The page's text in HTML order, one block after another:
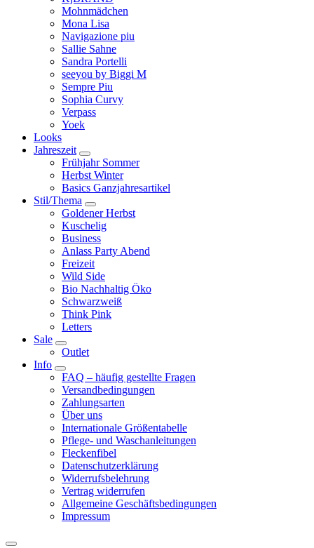
Mohnmädchen
Mona Lisa
Navigazione piu
Sallie Sahne
Sandra Portelli
seeyou by Biggi M
Sempre Piu
Sophia Curvy
Verpass
Yoek
Looks
Jahreszeit
Frühjahr Sommer
Herbst Winter
Basics Ganzjahresartikel
Stil/Thema
Goldener Herbst
Kuschelig
Business
Anlass Party Abend
Freizeit
Wild Side
Bio Nachhaltig Öko
Schwarzweiß
Think Pink
Letters
Sale
Outlet
Info
FAQ – häufig gestellte Fragen
Versandbedingungen
Zahlungsarten
Über uns
Internationale Größentabelle
Pflege- und Waschanleitungen
Fleckenfibel
Datenschutzerklärung
Widerrufsbelehrung
Vertrag widerrufen
Allgemeine Geschäftsbedingungen
Impressum